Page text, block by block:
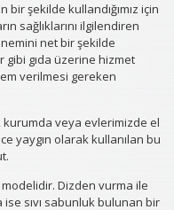
şekilde kullandığımız için
sağlıklarını ilgilendiren
net bir şekilde
gibi gıda üzerine hizmet
verilmesi gereken
kurumda veya evlerimizde el
yaygın olarak kullanılan bu
modelidir. Dizden vurma ile
ise sıvı sabunluk bulunan bir